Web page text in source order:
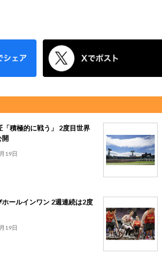
「積極的に戦う」 2度目世界
開
19日
ールインワン 2週連続は2度
19日